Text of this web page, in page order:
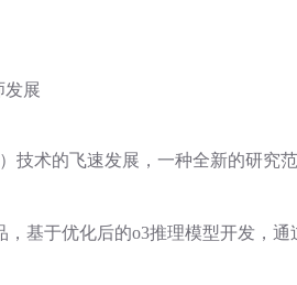
发展
技术的飞速发展，一种全新的研
基于优化后的o3推理模型开发，